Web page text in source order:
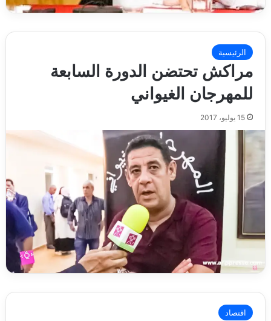
الرئيسية
مراكش تحتضن الدورة السابعة
للمهرجان الغيواني
15 يوليو، 2017
اقتصاد